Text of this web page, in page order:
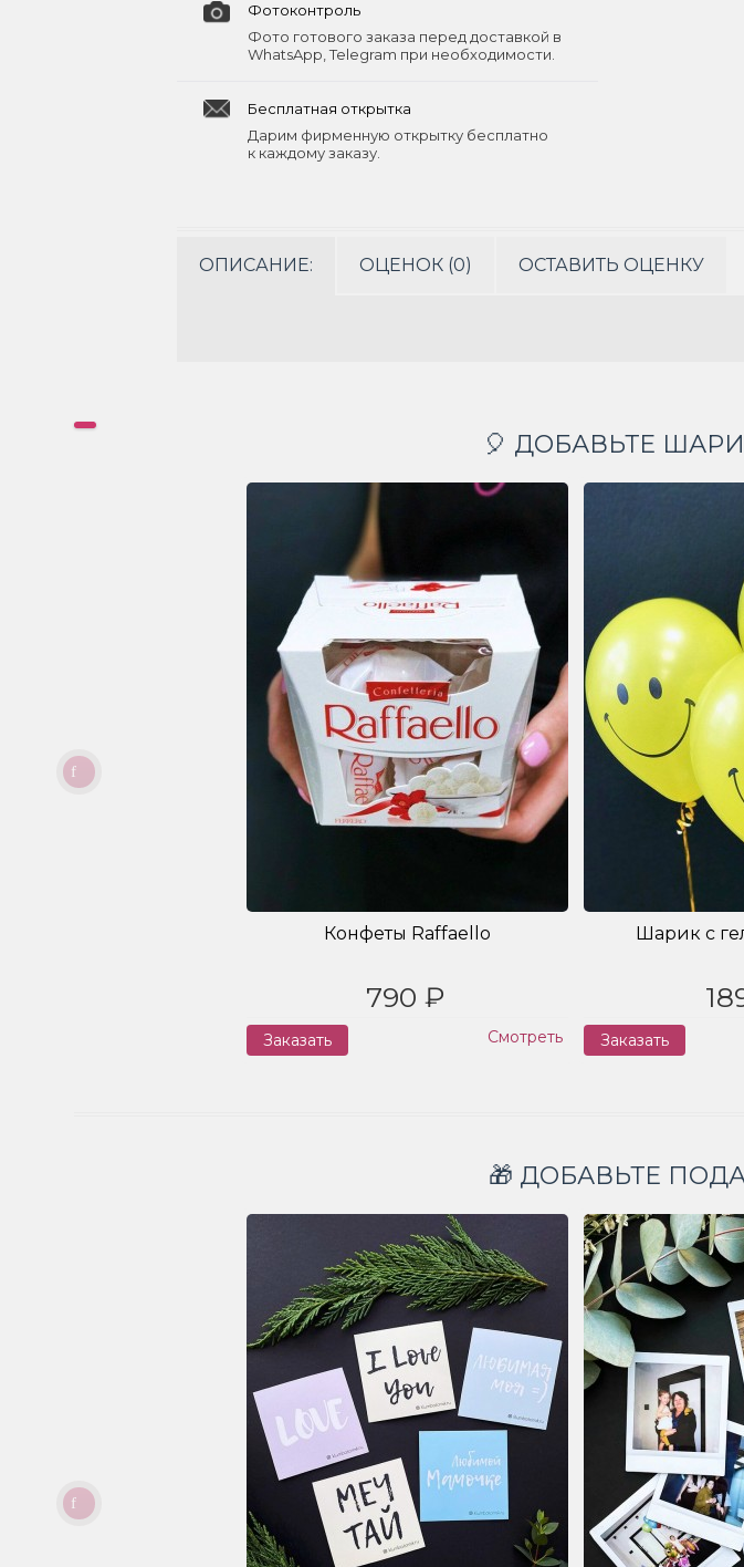
Фотоконтроль
Фото готового заказа перед доставкой в
WhatsApp, Telegram при необходимости.
Бесплатная открытка
Дарим фирменную открытку бесплатно
к каждому заказу.
ОПИСАНИЕ: ОЦЕНОК (0) ОСТАВИТЬ ОЦЕНКУ
🎈 ДОБАВЬТЕ
Конфеты Raffaello
790 ₽
Заказать Смотреть
Шарик с
Заказать
🎁 ДОБАВЬТЕ